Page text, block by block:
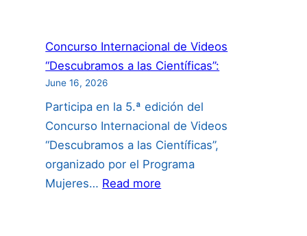
Concurso Internacional de Videos
“Descubramos a las Científicas”:
June 16, 2026
Participa en la 5.ª edición del
Concurso Internacional de Videos
“Descubramos a las Científicas”,
organizado por el Programa
Mujeres… Read more